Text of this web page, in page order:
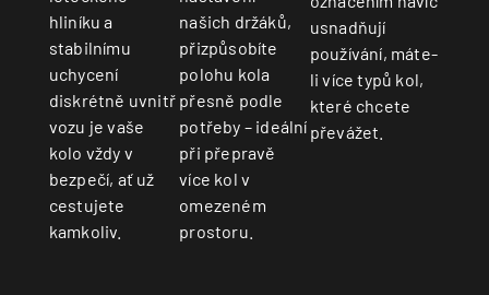
hliníku a
stabilnímu
uchycení
diskrétně uvnitř
vozu je vaše
kolo vždy v
bezpečí, ať už
cestujete
kamkoliv.
našich držáků,
přizpůsobíte
polohu kola
přesně podle
potřeby – ideální
při přepravě
více kol v
omezeném
prostoru.
usnadňují
používání, máte-
li více typů kol,
které chcete
převážet.